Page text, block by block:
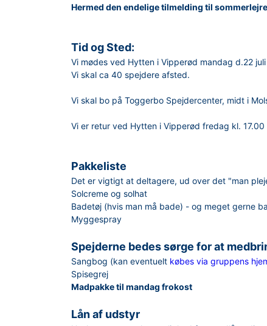
Hermed den endelige tilmelding til
Tid og Sted:
Vi mødes ved Hytten i Vipperød mandag d.22
Vi skal ca 40 spejdere afsted.
Vi skal bo på Toggerbo Spejdercenter, midt i
Vi er retur ved Hytten i Vipperød fredag kl. 17.00
Pakkeliste
Det er vigtigt at deltagere, ud over det "man
Solcreme og solhat
Badetøj (hvis man må bade) - og meget gerne
Myggespray
Spejderne bedes sørge for at
Sangbog (kan eventuelt købes via gruppens
Spisegrej
Madpakke til mandag frokost
Lån af udstyr